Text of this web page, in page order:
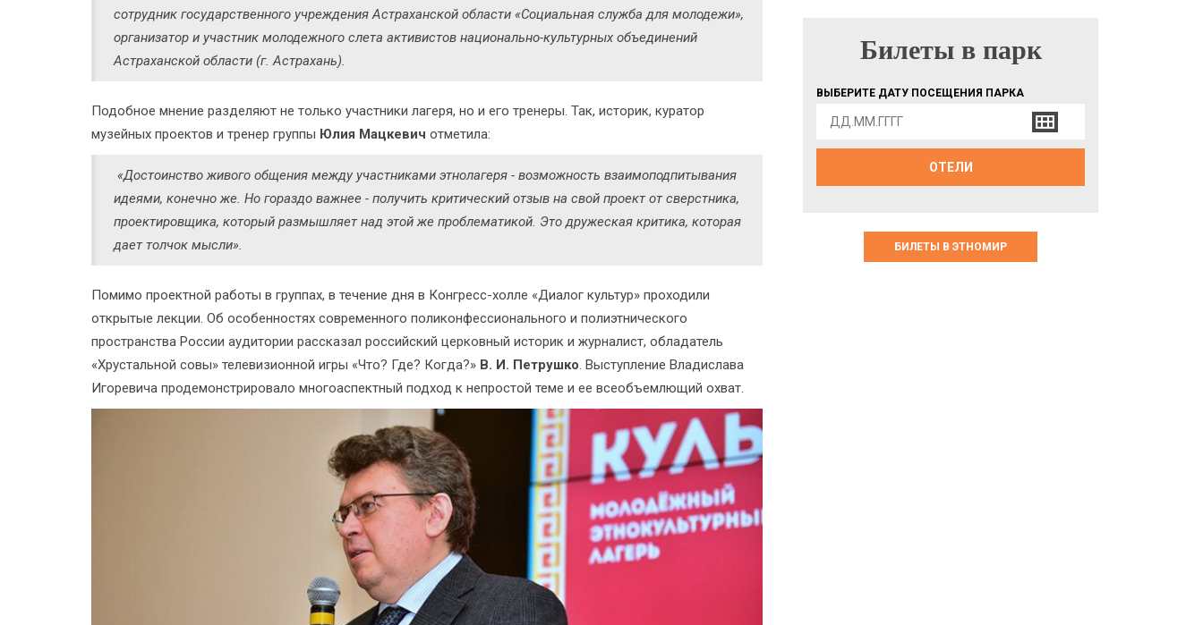
сотрудник государственного учреждения Астраханской области «Социальная служба для молодежи»,
организатор и участник молодежного слета активистов национально-культурных объединений
Астраханской области (г. Астрахань).
Подобное мнение разделяют не только участники лагеря, но и его тренеры. Так, историк, куратор
музейных проектов и тренер группы Юлия Мацкевич отметила:
«Достоинство живого общения между участниками этнолагеря - возможность взаимоподпитывания
идеями, конечно же. Но гораздо важнее - получить критический отзыв на свой проект от сверстника,
проектировщика, который размышляет над этой же проблематикой. Это дружеская критика, которая
дает толчок мысли».
Помимо проектной работы в группах, в течение дня в Конгресс-холле «Диалог культур» проходили
открытые лекции. Об особенностях современного поликонфессионального и полиэтнического
пространства России аудитории рассказал российский церковный историк и журналист, обладатель
«Хрустальной совы» телевизионной игры «Что? Где? Когда?» В. И. Петрушко . Выступление Владислава
Игоревича продемонстрировало многоаспектный подход к непростой теме и ее всеобъемлющий охват.
БИЛЕТЫ В ПАРК
Билеты в парк
ВЫБЕРИТЕ ДАТУ ПОСЕЩЕНИЯ ПАРКА
ОТЕЛИ
БИЛЕТЫ В ЭТНОМИР